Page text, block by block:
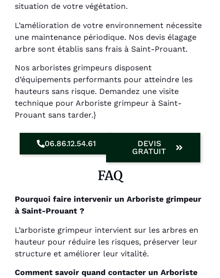
situation de votre végétation.
L’amélioration de votre environnement nécessite
une maintenance périodique. Nos devis élagage
arbre sont établis sans frais à Saint-Prouant.
Nos arboristes grimpeurs disposent
d’équipements performants pour atteindre les
hauteurs sans risque. Demandez une visite
technique pour Arboriste grimpeur à Saint-
Prouant sans tarder.}
06.86.12.54.61
DEVIS
GRATUIT
FAQ
Pourquoi faire intervenir un Arboriste grimpeur
à Saint-Prouant ?
L’arboriste grimpeur intervient sur les arbres en
hauteur pour réduire les risques, préserver leur
structure et améliorer leur vitalité.
Comment savoir quand contacter un Arboriste